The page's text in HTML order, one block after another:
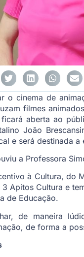
o cinema de
filmes
aberta ao
João
e será destinada a
a Professora
à Cultura, do
Apitos Cultura e
de Educação.
de maneira
de forma a